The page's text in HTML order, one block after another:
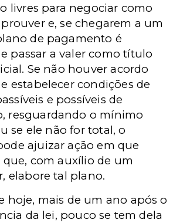
livres para negociar como
e, se chegarem a um
de pagamento é
passar a valer como título
Se não houver acordo
estabelecer condições de
e possíveis de
resguardando o mínimo
se ele não for total, o
ajuizar ação em que
que, com auxílio de um
elabore tal plano.
hoje, mais de um ano após o
da lei, pouco se tem dela